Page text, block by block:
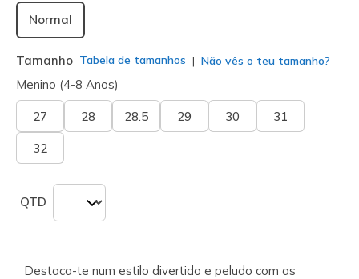
Normal
Tamanho Tabela de tamanhos Não vês o teu tamanho?
Menino (4-8 Anos)
27 28 28.5 29 30 31
32
QTD
Destaca-te num estilo divertido e peludo com as